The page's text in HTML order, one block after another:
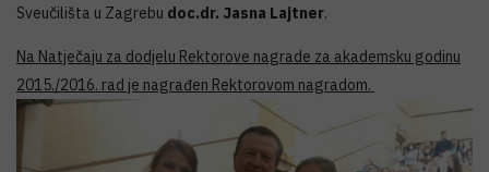
Sveučilišta u Zagrebu doc.dr. Jasna Lajtner.
Na Natječaju za dodjelu Rektorove nagrade za akademsku godinu
2015./2016. rad je nagrađen Rektorovom nagradom.